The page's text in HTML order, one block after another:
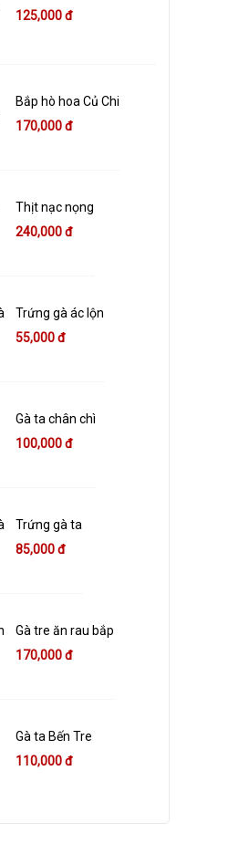
125,000 đ
Bắp hò hoa Củ Chi
170,000 đ
Thịt nạc nọng
240,000 đ
Trứng gà ác lộn
55,000 đ
Gà ta chân chì
100,000 đ
Trứng gà ta
85,000 đ
Gà tre ăn rau bắp
170,000 đ
Gà ta Bến Tre
110,000 đ